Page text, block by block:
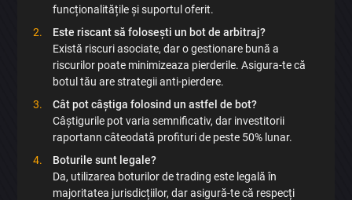
funcționalitățile și suportul oferit.
Este riscant să folosești un bot de arbitraj?
Există riscuri asociate, dar o gestionare bună a
riscurilor poate minimizeaza pierderile. Asigura-te că
botul tău are strategii anti-pierdere.
Cât pot câștiga folosind un astfel de bot?
Câștigurile pot varia semnificativ, dar investitorii
raportann câteodată profituri de peste 50% lunar.
Boturile sunt legale?
Da, utilizarea boturilor de trading este legală în
majoritatea jurisdicțiilor, dar asigură-te că respecți